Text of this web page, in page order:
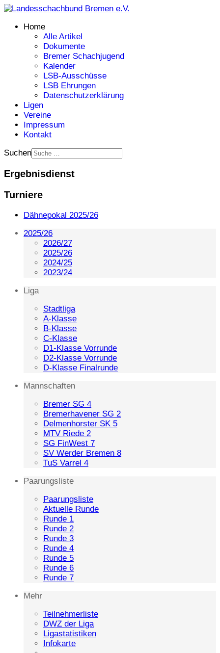
Home
Alle Artikel
Dokumente
Bremer Schachjugend
Kalender
LSB-Ausschüsse
LSB Ehrungen
Datenschutzerklärung
Ligen
Vereine
Impressum
Kontakt
Suchen
Ergebnisdienst
Turniere
Dähnepokal 2025/26
2025/26
2026/27
2025/26
2024/25
2023/24
Liga
Stadtliga
A-Klasse
B-Klasse
C-Klasse
D1-Klasse Vorrunde
D2-Klasse Vorrunde
D-Klasse Finalrunde
Mannschaften
Bremer SG 4
Bremerhavener SG 2
Delmenhorster SK 5
MTV Riede 2
SG FinWest 7
SV Werder Bremen 8
TuS Varrel 4
Paarungsliste
Paarungsliste
Aktuelle Runde
Runde 1
Runde 2
Runde 3
Runde 4
Runde 5
Runde 6
Runde 7
Mehr
Teilnehmerliste
DWZ der Liga
Ligastatistiken
Infokarte